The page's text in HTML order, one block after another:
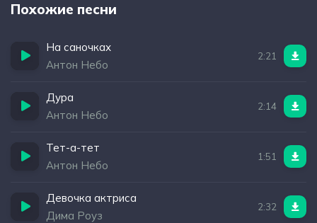
Похожие песни
На саночках
Антон Небо
2:21
Дура
Антон Небо
2:14
Тет-а-тет
Антон Небо
1:51
Девочка актриса
Дима Роуз
2:32